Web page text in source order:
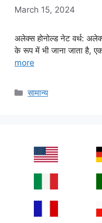
March 15, 2024
अलेक्स होनोल्ड नेट वर्थ:
के रूप में भी जाना जाता है,
more
Categories
सामान्य